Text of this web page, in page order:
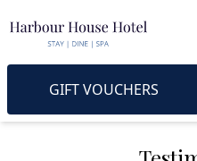
GIFT VOUCHERS